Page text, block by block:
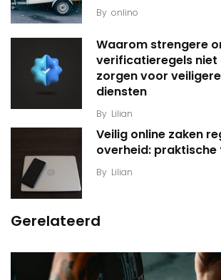
By onlino
Waarom strengere
verificatieregels
zorgen voor
diensten
By Lilian
Veilig online zaken
overheid: praktische
By Lilian
Gerelateerd